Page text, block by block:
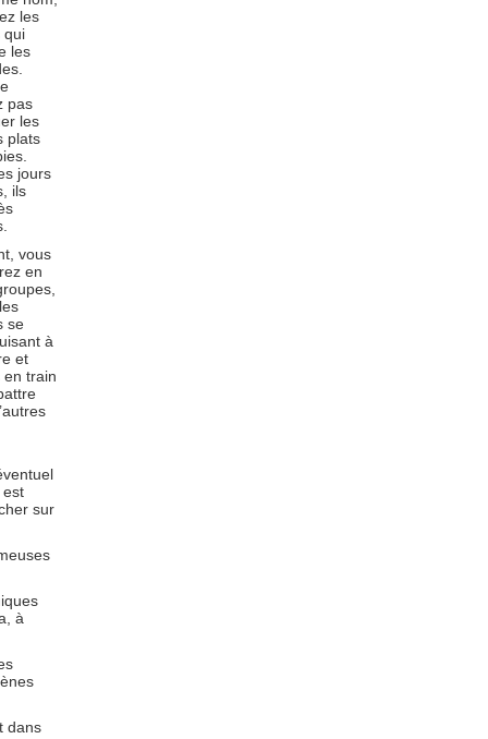
les
qui
les
pas
les
plats
jours
ils
vous
en
se
à
et
en train
est
sur
à
dans